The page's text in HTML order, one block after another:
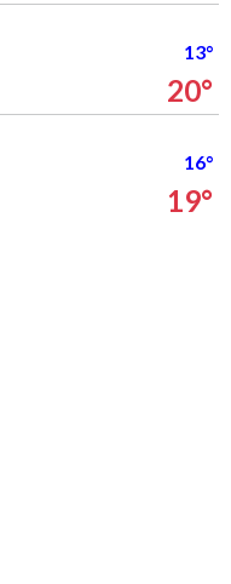
13°
20°
16°
19°